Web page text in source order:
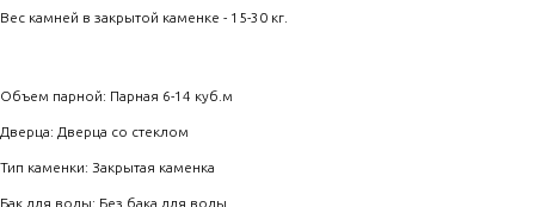
Вес камней в закрытой каменке - 15-30 кг.
Объем парной: Парная 6-14 куб.м
Дверца: Дверца со стеклом
Тип каменки: Закрытая каменка
Бак для воды: Без бака для воды